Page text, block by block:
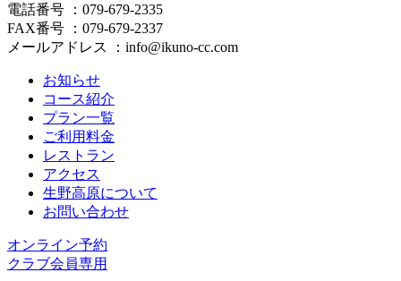
電話番号 ：079-679-2335
FAX番号 ：079-679-2337
メールアドレス ：info@ikuno-cc.com
お知らせ
コース紹介
プラン一覧
ご利用料金
レストラン
アクセス
生野高原について
お問い合わせ
オンライン予約
クラブ会員専用